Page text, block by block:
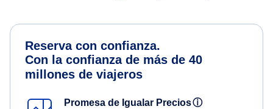
Reserva con confianza.
Con la confianza de más de 40
millones de viajeros
Promesa de Igualar Preciosⓘ